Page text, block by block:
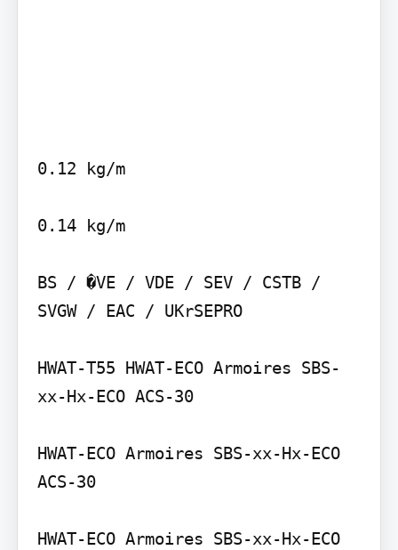
0.12 kg/m
0.14 kg/m
BS / �VE / VDE / SEV / CSTB /
SVGW / EAC / UKrSEPRO
HWAT-T55 HWAT-ECO Armoires SBS-
xx-Hx-ECO ACS-30
HWAT-ECO Armoires SBS-xx-Hx-ECO
ACS-30
HWAT-ECO Armoires SBS-xx-Hx-ECO